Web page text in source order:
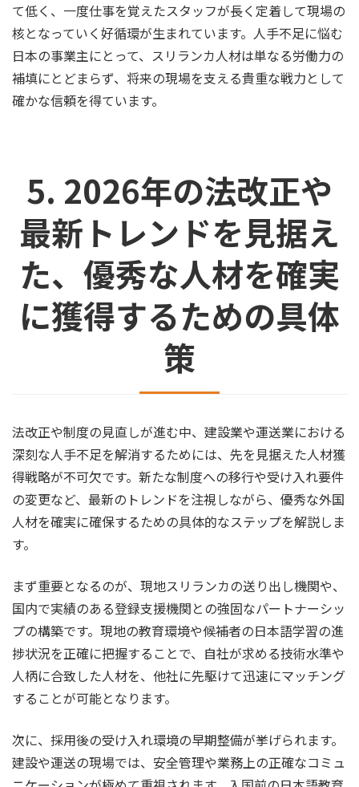
て低く、一度仕事を覚えたスタッフが長く定着して現場の
核となっていく好循環が生まれています。人手不足に悩む
日本の事業主にとって、スリランカ人材は単なる労働力の
補填にとどまらず、将来の現場を支える貴重な戦力として
確かな信頼を得ています。
5. 2026年の法改正や
最新トレンドを見据え
た、優秀な人材を確実
に獲得するための具体
策
法改正や制度の見直しが進む中、建設業や運送業における
深刻な人手不足を解消するためには、先を見据えた人材獲
得戦略が不可欠です。新たな制度への移行や受け入れ要件
の変更など、最新のトレンドを注視しながら、優秀な外国
人材を確実に確保するための具体的なステップを解説しま
す。
まず重要となるのが、現地スリランカの送り出し機関や、
国内で実績のある登録支援機関との強固なパートナーシッ
プの構築です。現地の教育環境や候補者の日本語学習の進
捗状況を正確に把握することで、自社が求める技術水準や
人柄に合致した人材を、他社に先駆けて迅速にマッチング
することが可能となります。
次に、採用後の受け入れ環境の早期整備が挙げられます。
建設や運送の現場では、安全管理や業務上の正確なコミュ